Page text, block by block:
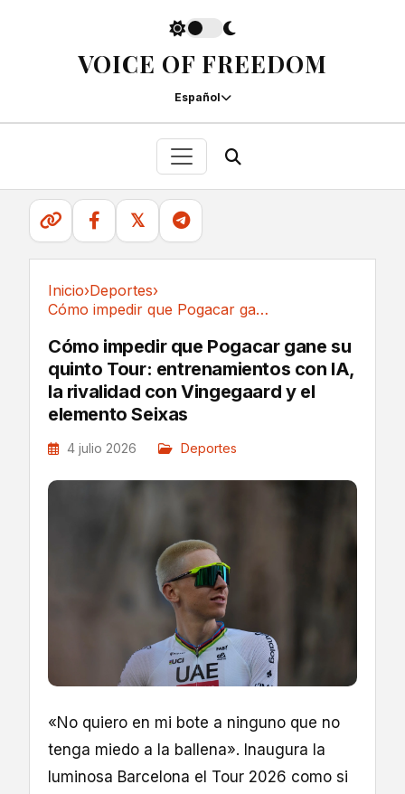
VOICE OF FREEDOM
Español
𝕏
Inicio›Deportes›
Cómo impedir que Pogacar gane su quinto Tour:...
Cómo impedir que Pogacar gane su
quinto Tour: entrenamientos con IA,
la rivalidad con Vingegaard y el
elemento Seixas
4 julio 2026 Deportes
«No quiero en mi bote a ninguno que no
tenga miedo a la ballena». Inaugura la
luminosa Barcelona el Tour 2026 como si